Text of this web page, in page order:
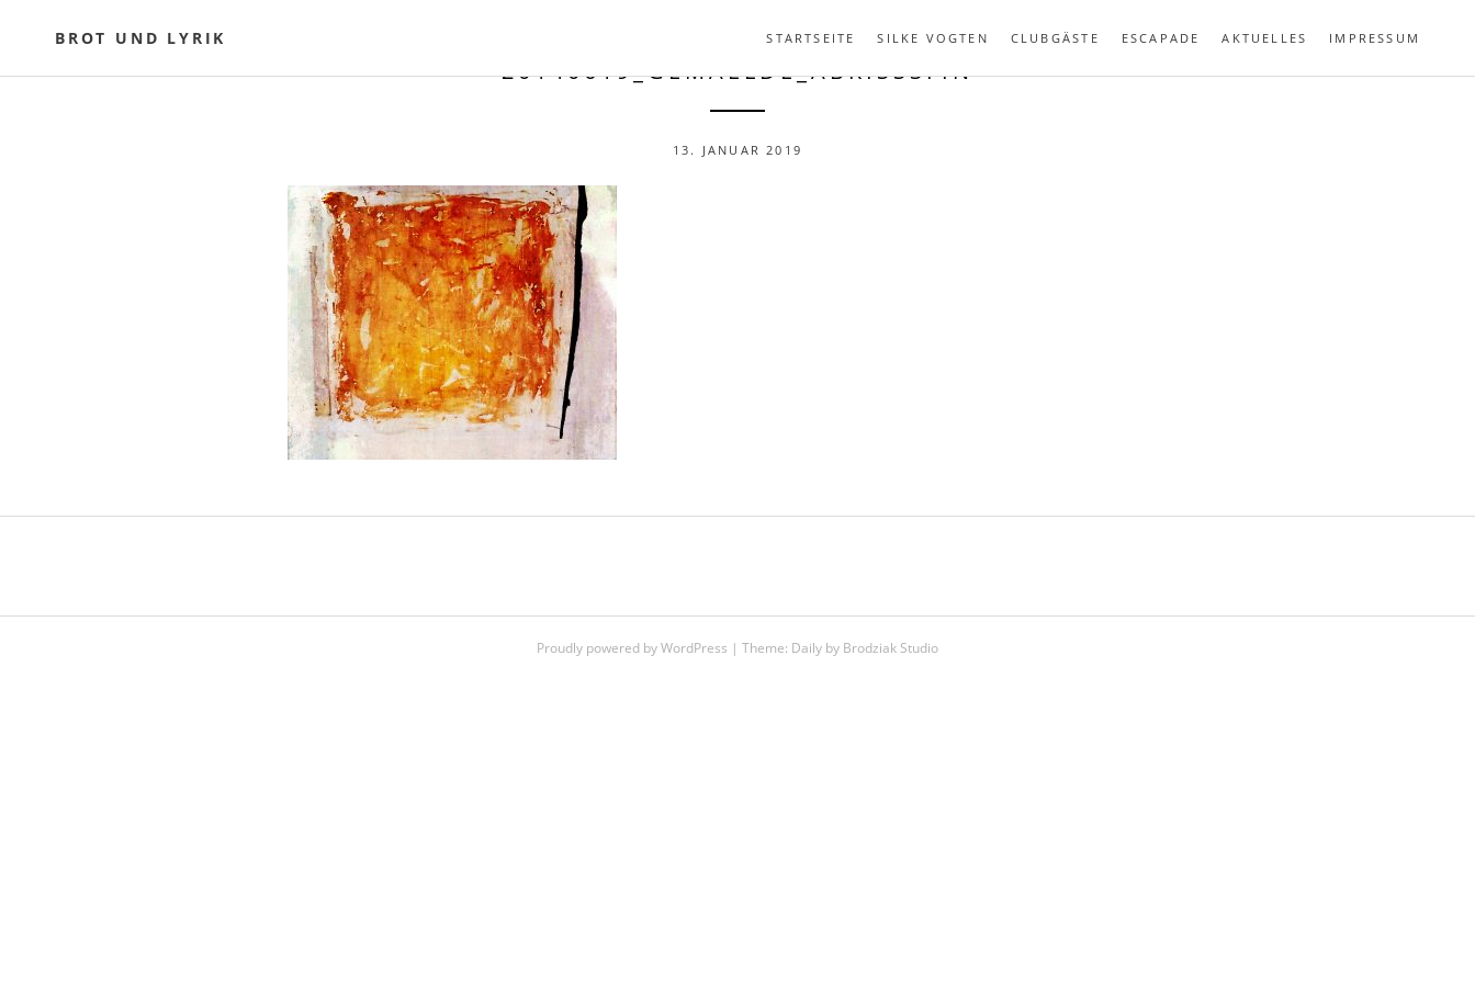
BROT UND LYRIK STARTSEITE SILKE VOGTEN CLUBGÄSTE ESCAPADE AKTUELLES IMPRESSUM
20140619_GEMAELDE_ABRISS3FIN
13. JANUAR 2019
Proudly powered by WordPress | Theme: Daily by Brodziak Studio